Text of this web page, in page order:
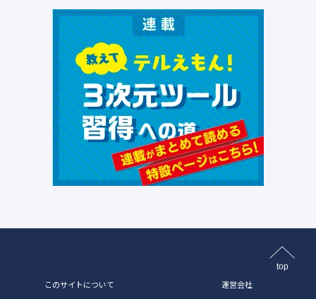
top
このサイトについて 運営会社